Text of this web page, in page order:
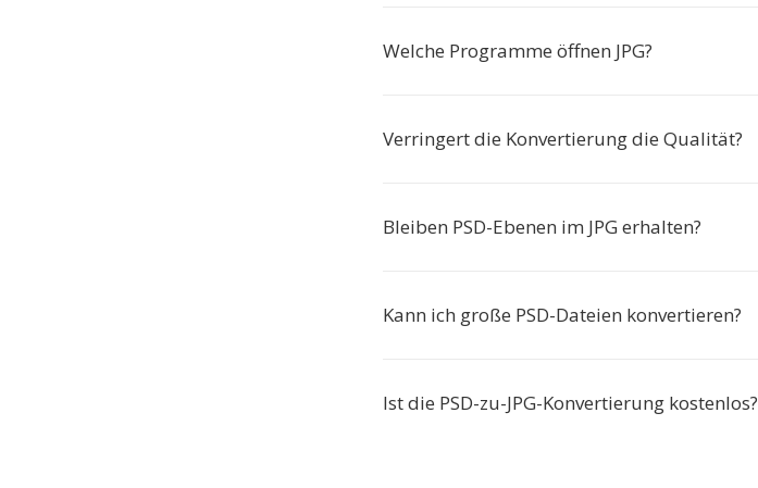
Welche Programme öffnen JPG?
Verringert die Konvertierung die Qualität?
Bleiben PSD-Ebenen im JPG erhalten?
Kann ich große PSD-Dateien konvertieren?
Ist die PSD-zu-JPG-Konvertierung kostenlos?